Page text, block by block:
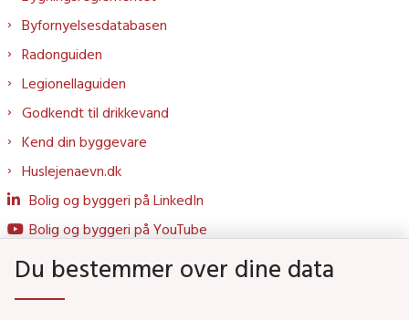
Byfornyelsesdatabasen
Radonguiden
Legionellaguiden
Godkendt til drikkevand
Kend din byggevare
Huslejenaevn.dk
Bolig og byggeri på LinkedIn
Bolig og byggeri på YouTube
Du bestemmer over dine data